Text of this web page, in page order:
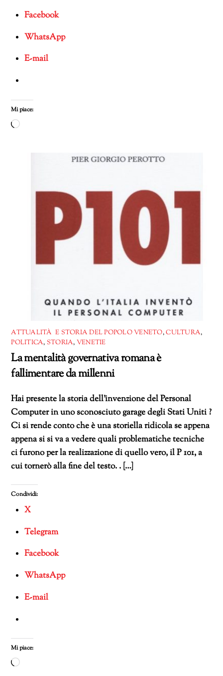
Facebook
WhatsApp
E-mail
Mi piace:
Caricamento
ATTUALITÀ E STORIA DEL POPOLO VENETO,CULTURA,
POLITICA, STORIA, VENETIE
La mentalità governativa romana è
fallimentare da millenni
Hai presente la storia dell’invenzione del Personal
Computer in uno sconosciuto garage degli Stati Uniti ?
Ci si rende conto che è una storiella ridicola se appena
appena si si va a vedere quali problematiche tecniche
ci furono per la realizzazione di quello vero, il P 101, a
cui tornerò alla fine del testo. . […]
Condividi:
X
Telegram
Facebook
WhatsApp
E-mail
Mi piace:
Caricamento